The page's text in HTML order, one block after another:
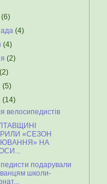
(6)
(4)
(4)
(2)
(2)
(5)
(14)
велосипедистів
«СЕЗОН
НА
подарували
школи-